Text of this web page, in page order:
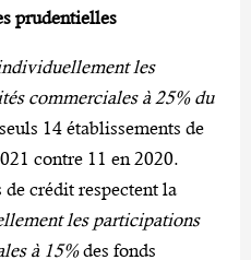
prudentielles
les
commerciales à 25% du
14 établissements de
contre 11 en 2020.
de crédit respectent la
les participations
à 15%des fonds